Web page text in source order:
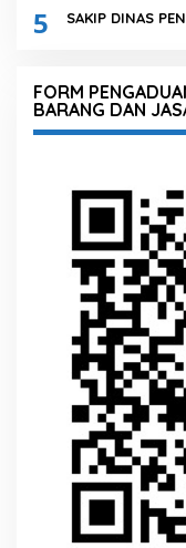
5 SAKIP DINAS
FORM
BARANG DAN